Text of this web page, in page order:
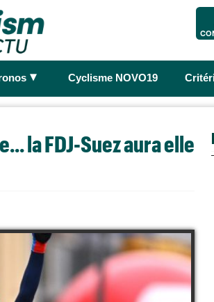
► Cyclisme NOVO19
la FDJ-Suez aura elle